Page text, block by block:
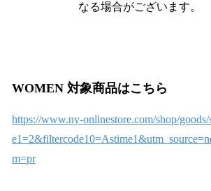
なる場合がございます。
WOMEN 対象商品はこちら
https://www.ny-onlinestore.com/shop/goods/
m=pr